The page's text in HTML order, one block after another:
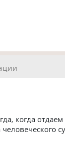
когда